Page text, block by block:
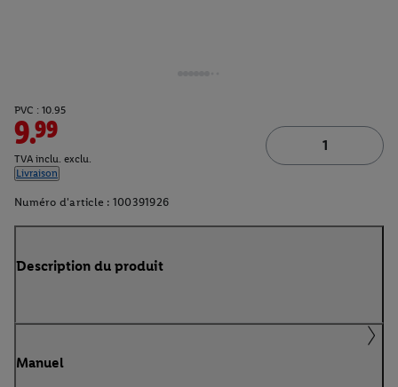
PVC : 10.95
9.99
TVA inclu. exclu.
Livraison
Numéro d'article : 100391926
Description du produit
Manuel